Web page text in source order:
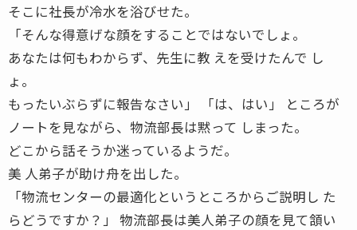
そこに社長が冷水を浴びせた。
「そんな得意げな顔をすることではないでしょ。
あなたは何もわからず、先生に教 えを受けたんで し
ょ。
もったいぶらずに報告なさい」 「は、はい」 ところが
ノートを見ながら、物流部長は黙って しまった。
どこから話そうか迷っているようだ。
美 人弟子が助け舟を出した。
「物流センターの最適化というところからご説明し た
らどうですか？」 物流部長は美人弟子の顔を見て頷い